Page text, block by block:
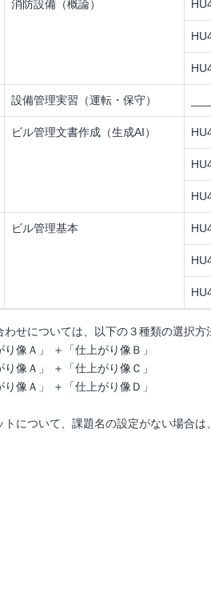
消防設備（概論）
設備管理実習（運転・保守）
ビル管理文書作成（生成AI）
ビル管理基本
せについては、以下の３種類の選択方
Ａ」 ＋「仕上がり像Ｂ」
Ａ」 ＋「仕上がり像Ｃ」
Ａ」 ＋「仕上がり像Ｄ」
について、課題名の設定がない場合は